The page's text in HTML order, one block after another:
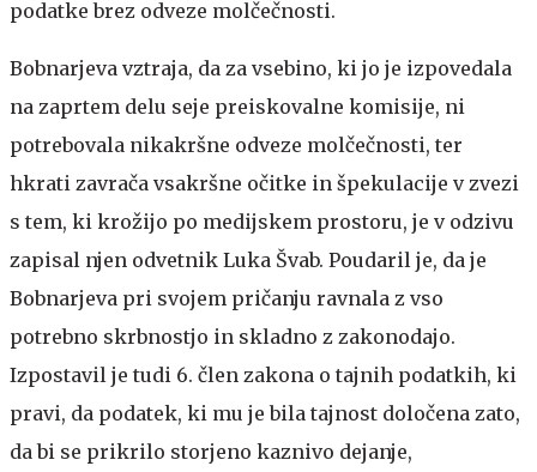
podatke brez odveze molčečnosti.
Bobnarjeva vztraja, da za vsebino, ki jo je izpovedala
na zaprtem delu seje preiskovalne komisije, ni
potrebovala nikakršne odveze molčečnosti, ter
hkrati zavrača vsakršne očitke in špekulacije v zvezi
s tem, ki krožijo po medijskem prostoru, je v odzivu
zapisal njen odvetnik Luka Švab. Poudaril je, da je
Bobnarjeva pri svojem pričanju ravnala z vso
potrebno skrbnostjo in skladno z zakonodajo.
Izpostavil je tudi 6. člen zakona o tajnih podatkih, ki
pravi, da podatek, ki mu je bila tajnost določena zato,
da bi se prikrilo storjeno kaznivo dejanje,